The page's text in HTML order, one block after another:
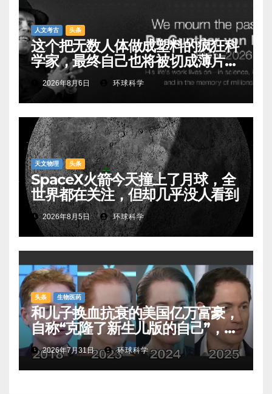
人文考古 头条
这个把无数人体做成塑料的疯狂科
学家，最终自己也将被切成薄片展
出2026年8月6日 环球科学
天文物理 头条
SpaceX火箭今天撞上了月球，全
世界都在关注，但却几乎没人看到
2026年8月5日 环球科学
头条 生物医药
和儿子换血抗衰的美国亿万富豪，
自称“克隆了新生儿版的自己”，真
相是……
2026年7月31日 环球科学